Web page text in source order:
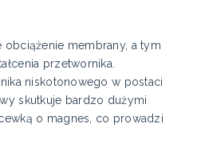
membrany, a tym
przetwornika.
niskotonowego w postaci
skutkuje bardzo dużymi
o magnes, co prowadzi